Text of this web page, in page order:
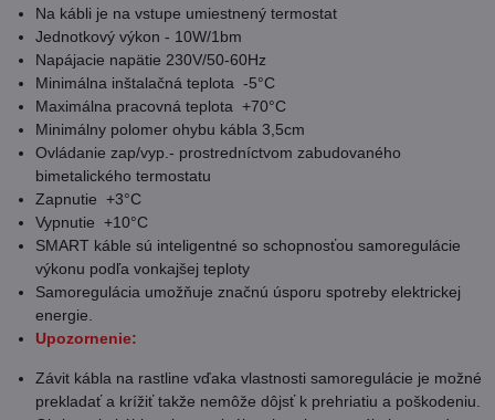
Na kábli je na vstupe umiestnený termostat
Jednotkový výkon - 10W/1bm
Napájacie napätie 230V/50-60Hz
Minimálna inštalačná teplota -5°C
Maximálna pracovná teplota +70°C
Minimálny polomer ohybu kábla 3,5cm
Ovládanie zap/vyp.- prostredníctvom zabudovaného
bimetalického termostatu
Zapnutie +3°C
Vypnutie +10°C
SMART káble sú inteligentné so schopnosťou samoregulácie
výkonu podľa vonkajšej teploty
Samoregulácia umožňuje značnú úsporu spotreby elektrickej
energie.
Upozornenie:
Závit kábla na rastline vďaka vlastnosti samoregulácie je možné
prekladať a krížiť takže nemôže dôjsť k prehriatiu a poškodeniu.